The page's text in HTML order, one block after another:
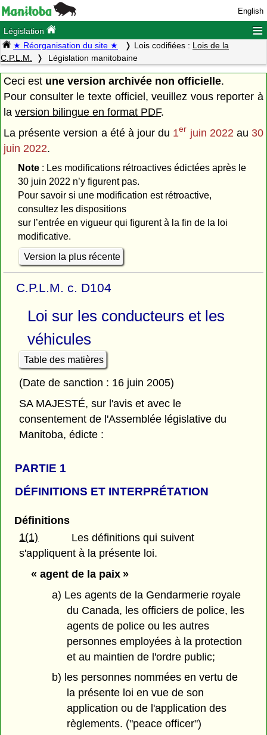
English
Législation ≡
★ Réorganisation du site ★ Lois codifiées : Lois de la
C.P.L.M.
Législation manitobaine
Ceci est une version archivée non officielle.
Pour consulter le texte officiel, veuillez vous reporter à
la version bilingue en format PDF.
La présente version a été à jour du 1er juin 2022 au 30
juin 2022.
Note: Les modifications rétroactives édictées après le
30 juin 2022 n’y figurent pas.
Pour savoir si une modification est rétroactive,
consultez les dispositions
sur l’entrée en vigueur qui figurent à la fin de la loi
modificative.
Version la plus récente
C.P.L.M. c. D104
Loi sur les conducteurs et les
véhicules
Table des matières
(Date de sanction : 16 juin 2005)
SA MAJESTÉ, sur l'avis et avec le
consentement de l'Assemblée législative du
Manitoba, édicte :
PARTIE 1
DÉFINITIONS ET INTERPRÉTATION
Définitions
1(1)
Les définitions qui suivent
s'appliquent à la présente loi.
« agent de la paix »
a) Les agents de la Gendarmerie royale
du Canada, les officiers de police, les
agents de police ou les autres
personnes employées à la protection
et au maintien de l'ordre public;
b) les personnes nommées en vertu de
la présente loi en vue de son
application ou de l'application des
règlements. ("peace officer")